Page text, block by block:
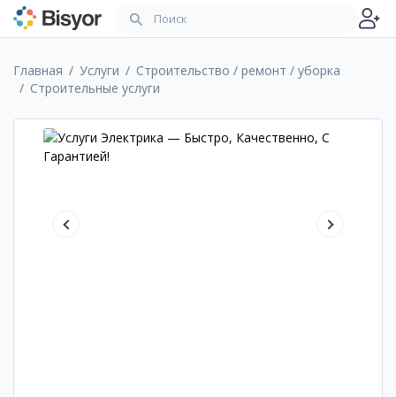
Главная Услуги
Строительство / ремонт / уборка
Cтроительные услуги